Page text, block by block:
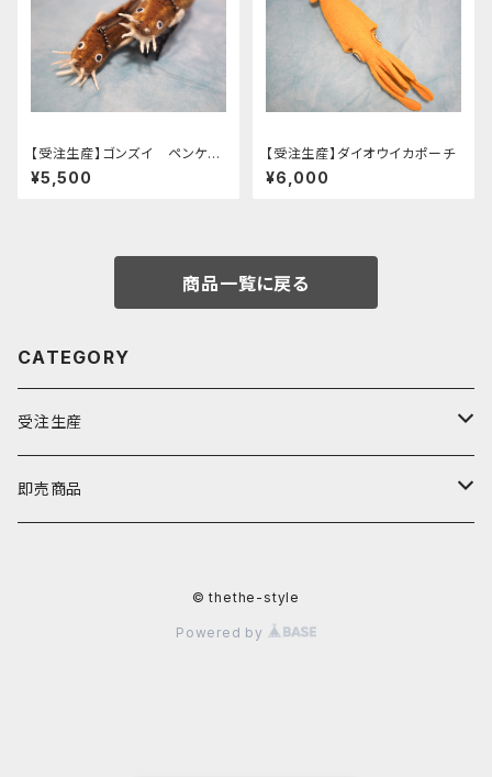
【受注生産】ゴンズイ ペンケー
ス
¥5,500
【受注生産】ダイオウイカポーチ
¥6,000
商品一覧に戻る
CATEGORY
受注生産
バッグ
即売商品
© thethe-style
Powered by